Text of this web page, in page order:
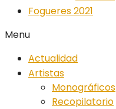
Fogueres 2021
Menu
Actualidad
Artistas
Monográficos
Recopilatorio